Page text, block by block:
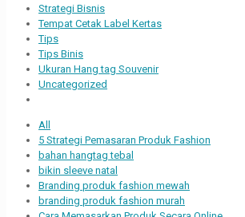
Strategi Bisnis
Tempat Cetak Label Kertas
Tips
Tips Binis
Ukuran Hang tag Souvenir
Uncategorized
All
5 Strategi Pemasaran Produk Fashion
bahan hangtag tebal
bikin sleeve natal
Branding produk fashion mewah
branding produk fashion murah